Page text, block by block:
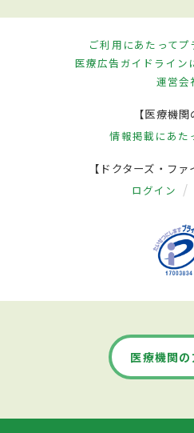
ご利用にあたってプ
医療広告ガイドライン
運営会
【医療機関
情報掲載にあた
【ドクターズ・ファ
ログイン
医療機関